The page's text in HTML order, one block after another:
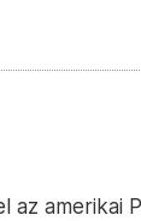
az amerikai